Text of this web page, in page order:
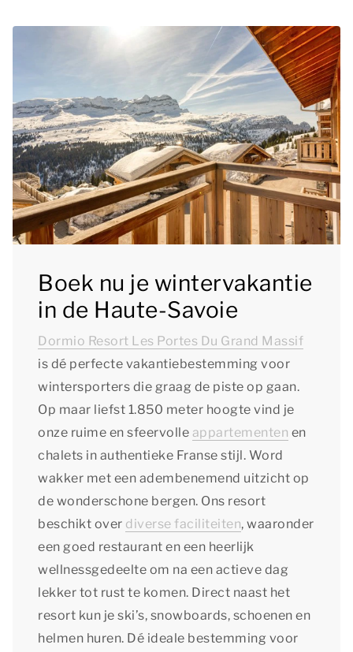
Boek nu je wintervakantie
in de Haute-Savoie
Dormio Resort Les Portes Du Grand Massif
is dé perfecte vakantiebestemming voor
wintersporters die graag de piste op gaan.
Op maar liefst 1.850 meter hoogte vind je
onze ruime en sfeervolle appartementen en
chalets in authentieke Franse stijl. Word
wakker met een adembenemend uitzicht op
de wonderschone bergen. Ons resort
beschikt over diverse faciliteiten, waaronder
een goed restaurant en een heerlijk
wellnessgedeelte om na een actieve dag
lekker tot rust te komen. Direct naast het
resort kun je ski’s, snowboards, schoenen en
helmen huren. Dé ideale bestemming voor